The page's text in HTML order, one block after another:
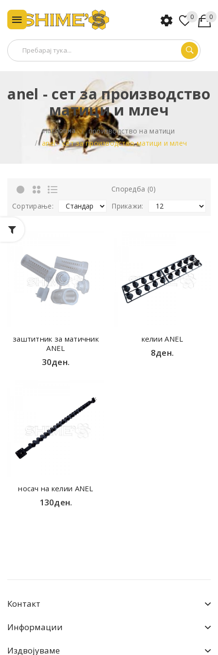
0 0
anel - сет за производство
матици и млеч
насловна
производство на матици
anel - сет за производство матици и млеч
Споредба (0)
Сортирање:
Прикажи:
заштитник за матичник
ANEL
30ден.
келии ANEL
8ден.
носач на келии ANEL
130ден.
Контакт
Информации
Издвојуваме